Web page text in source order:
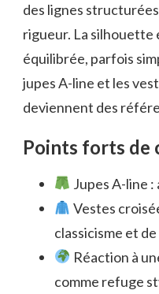
des lignes
rigueur. La silhouette
équilibrée, parfois
jupes A-line et les
deviennent des
Points forts de
Jupes A-line
Vestes
classicisme et
Réaction à
comme refuge